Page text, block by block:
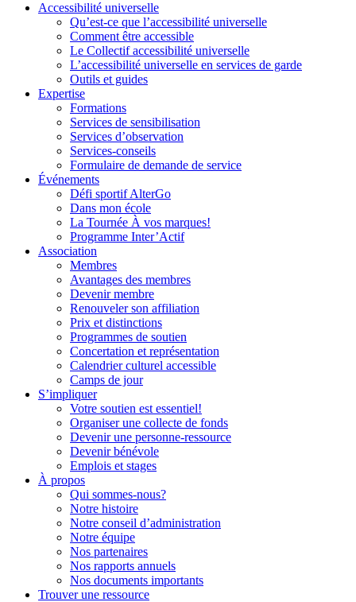
Accessibilité universelle
Qu’est-ce que l’accessibilité universelle
Comment être accessible
Le Collectif accessibilité universelle
L’accessibilité universelle en services de garde
Outils et guides
Expertise
Formations
Services de sensibilisation
Services d’observation
Services-conseils
Formulaire de demande de service
Événements
Défi sportif AlterGo
Dans mon école
La Tournée À vos marques!
Programme Inter’Actif
Association
Membres
Avantages des membres
Devenir membre
Renouveler son affiliation
Prix et distinctions
Programmes de soutien
Concertation et représentation
Calendrier culturel accessible
Camps de jour
S’impliquer
Votre soutien est essentiel!
Organiser une collecte de fonds
Devenir une personne-ressource
Devenir bénévole
Emplois et stages
À propos
Qui sommes-nous?
Notre histoire
Notre conseil d’administration
Notre équipe
Nos partenaires
Nos rapports annuels
Nos documents importants
Trouver une ressource